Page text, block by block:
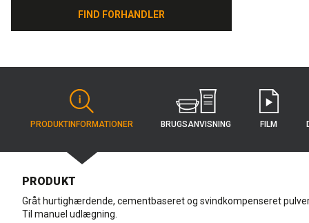
FIND FORHANDLER
FIND FORHANDLER
PRODUKT­INFORMATIONER BRUGS­ANVISNING FILM
PRODUKT
Gråt hurtighærdende, cementbaseret og svindkompenseret
Til manuel udlægning.